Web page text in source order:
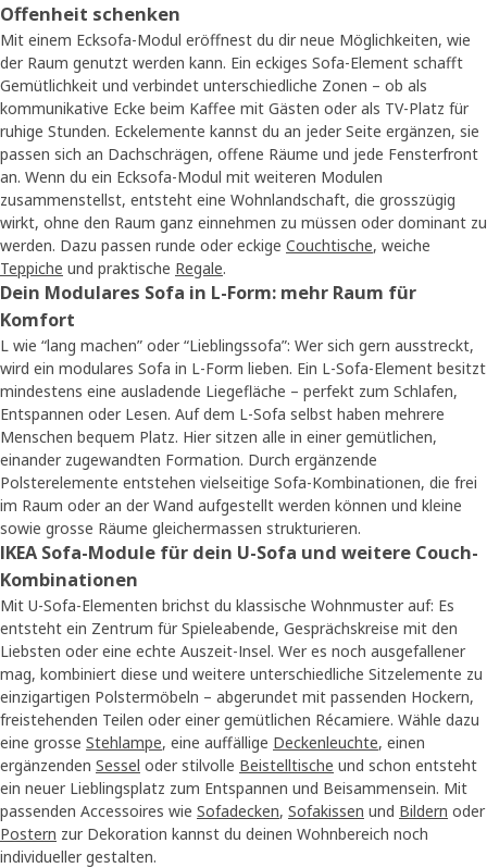
Offenheit schenken
Mit einem Ecksofa-Modul eröffnest du dir neue Möglichkeiten, wie
der Raum genutzt werden kann. Ein eckiges Sofa-Element schafft
Gemütlichkeit und verbindet unterschiedliche Zonen – ob als
kommunikative Ecke beim Kaffee mit Gästen oder als TV-Platz für
ruhige Stunden. Eckelemente kannst du an jeder Seite ergänzen, sie
passen sich an Dachschrägen, offene Räume und jede Fensterfront
an. Wenn du ein Ecksofa-Modul mit weiteren Modulen
zusammenstellst, entsteht eine Wohnlandschaft, die grosszügig
wirkt, ohne den Raum ganz einnehmen zu müssen oder dominant zu
werden. Dazu passen runde oder eckige Couchtische, weiche
Teppiche und praktische Regale.
Dein Modulares Sofa in L-Form: mehr Raum für
Komfort
L wie “lang machen” oder “Lieblingssofa”: Wer sich gern ausstreckt,
wird ein modulares Sofa in L-Form lieben. Ein L-Sofa-Element besitzt
mindestens eine ausladende Liegefläche – perfekt zum Schlafen,
Entspannen oder Lesen. Auf dem L-Sofa selbst haben mehrere
Menschen bequem Platz. Hier sitzen alle in einer gemütlichen,
einander zugewandten Formation. Durch ergänzende
Polsterelemente entstehen vielseitige Sofa-Kombinationen, die frei
im Raum oder an der Wand aufgestellt werden können und kleine
sowie grosse Räume gleichermassen strukturieren.
IKEA Sofa-Module für dein U-Sofa und weitere Couch-
Kombinationen
Mit U-Sofa-Elementen brichst du klassische Wohnmuster auf: Es
entsteht ein Zentrum für Spieleabende, Gesprächskreise mit den
Liebsten oder eine echte Auszeit-Insel. Wer es noch ausgefallener
mag, kombiniert diese und weitere unterschiedliche Sitzelemente zu
einzigartigen Polstermöbeln – abgerundet mit passenden Hockern,
freistehenden Teilen oder einer gemütlichen Récamiere. Wähle dazu
eine grosse Stehlampe, eine auffällige Deckenleuchte, einen
ergänzenden Sessel oder stilvolle Beistelltische und schon entsteht
ein neuer Lieblingsplatz zum Entspannen und Beisammensein. Mit
passenden Accessoires wie Sofadecken, Sofakissen und Bildern oder
Postern zur Dekoration kannst du deinen Wohnbereich noch
individueller gestalten.